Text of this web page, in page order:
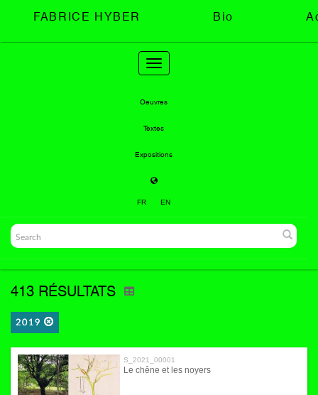
FABRICE HYBER Bio
Toggle
navigation
Oeuvres
Textes
Expositions
FR EN
413 RÉSULTATS
2019
S_2021_00001
Le chêne et les noyers